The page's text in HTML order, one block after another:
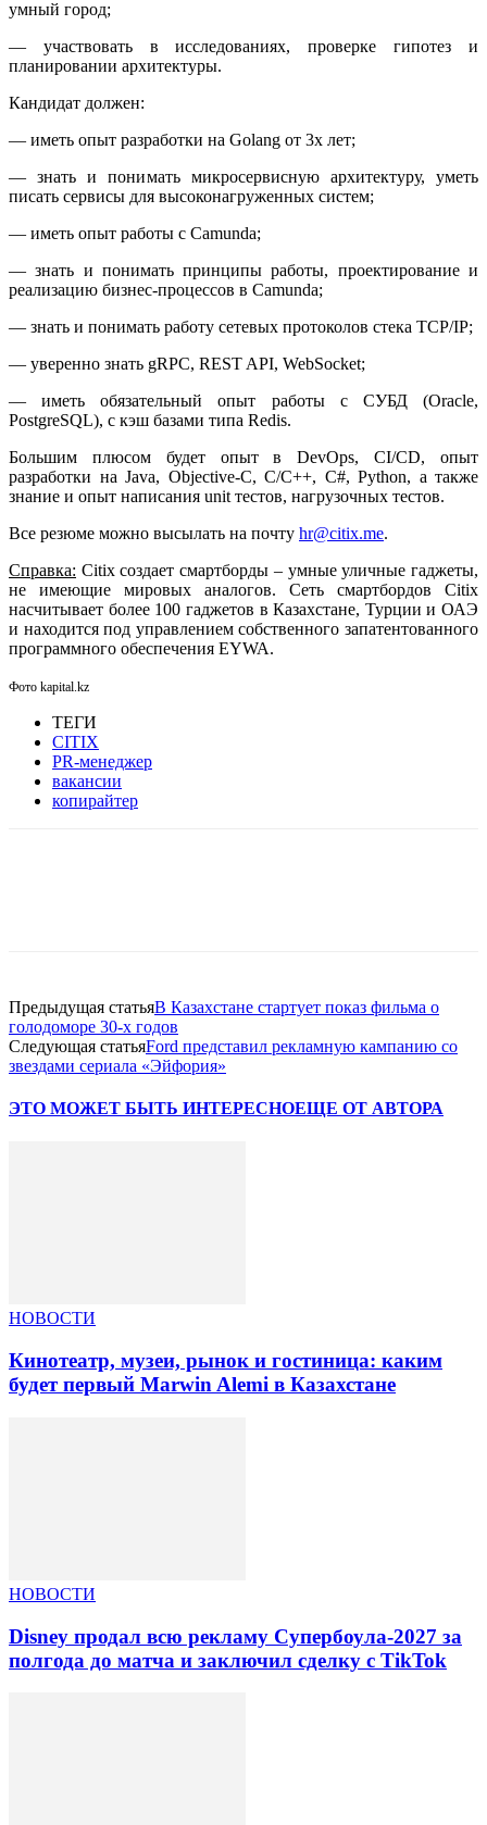
умный город;
— участвовать в исследованиях, проверке гипотез и
планировании архитектуры.
Кандидат должен:
— иметь опыт разработки на Golang от 3х лет;
— знать и понимать микросервисную архитектуру, уметь
писать сервисы для высоконагруженных систем;
— иметь опыт работы с Camunda;
— знать и понимать принципы работы, проектирование и
реализацию бизнес-процессов в Camunda;
— знать и понимать работу сетевых протоколов стека TCP/IP;
— уверенно знать gRPC, REST API, WebSocket;
— иметь обязательный опыт работы с СУБД (Oracle,
PostgreSQL), с кэш базами типа Redis.
Большим плюсом будет опыт в DevOps, CI/CD, опыт
разработки на Java, Objective-C, C/C++, C#, Python, а также
знание и опыт написания unit тестов, нагрузочных тестов.
Все резюме можно высылать на почту hr@citix.me.
Справка: Citix создает смартборды – умные уличные гаджеты,
не имеющие мировых аналогов. Сеть смартбордов Citix
насчитывает более 100 гаджетов в Казахстане, Турции и ОАЭ
и находится под управлением собственного запатентованного
программного обеспечения EYWA.
Фото kapital.kz
ТЕГИ
CITIX
PR-менеджер
вакансии
копирайтер
Предыдущая статьяВ Казахстане стартует показ фильма о
голодоморе 30-х годов
Следующая статьяFord представил рекламную кампанию со
звездами сериала «Эйфория»
ЭТО МОЖЕТ БЫТЬ ИНТЕРЕСНОЕЩЕ ОТ АВТОРА
НОВОСТИ
Кинотеатр, музеи, рынок и гостиница: каким
будет первый Marwin Alemi в Казахстане
НОВОСТИ
Disney продал всю рекламу Супербоула-2027 за
полгода до матча и заключил сделку с TikTok